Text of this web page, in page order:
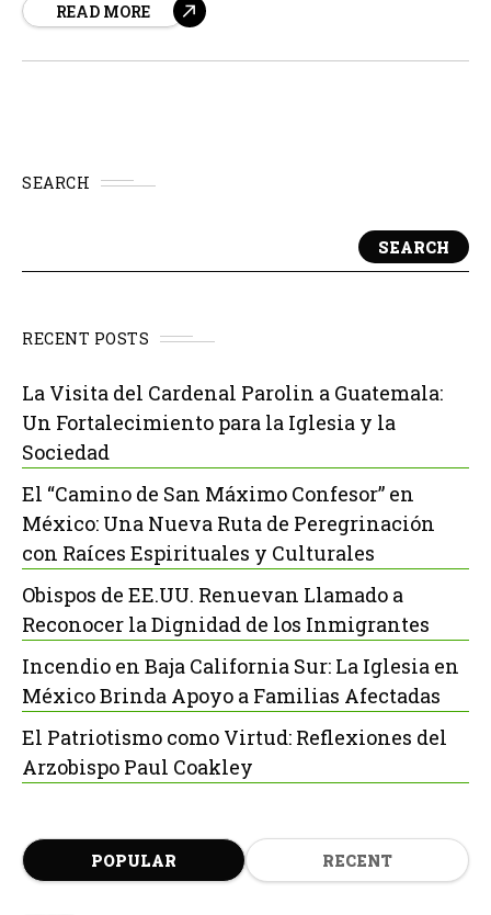
aquellos que no desean gastar una gran cantidad de
READ MORE
SEARCH
SEARCH
RECENT POSTS
La Visita del Cardenal Parolin a Guatemala:
Un Fortalecimiento para la Iglesia y la
Sociedad
El “Camino de San Máximo Confesor” en
México: Una Nueva Ruta de Peregrinación
con Raíces Espirituales y Culturales
Obispos de EE.UU. Renuevan Llamado a
Reconocer la Dignidad de los Inmigrantes
Incendio en Baja California Sur: La Iglesia en
México Brinda Apoyo a Familias Afectadas
El Patriotismo como Virtud: Reflexiones del
Arzobispo Paul Coakley
POPULAR RECENT